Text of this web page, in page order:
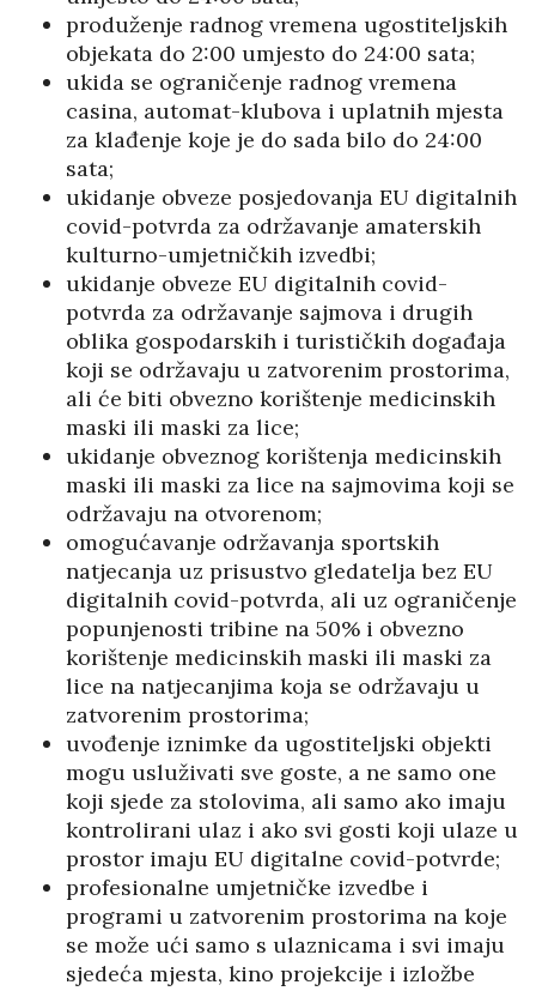
produženje radnog vremena ugostiteljskih
objekata do 2:00 umjesto do 24:00 sata;
ukida se ograničenje radnog vremena
casina, automat-klubova i uplatnih mjesta
za klađenje koje je do sada bilo do 24:00
sata;
ukidanje obveze posjedovanja EU digitalnih
covid-potvrda za održavanje amaterskih
kulturno-umjetničkih izvedbi;
ukidanje obveze EU digitalnih covid-
potvrda za održavanje sajmova i drugih
oblika gospodarskih i turističkih događaja
koji se održavaju u zatvorenim prostorima,
ali će biti obvezno korištenje medicinskih
maski ili maski za lice;
ukidanje obveznog korištenja medicinskih
maski ili maski za lice na sajmovima koji se
održavaju na otvorenom;
omogućavanje održavanja sportskih
natjecanja uz prisustvo gledatelja bez EU
digitalnih covid-potvrda, ali uz ograničenje
popunjenosti tribine na 50% i obvezno
korištenje medicinskih maski ili maski za
lice na natjecanjima koja se održavaju u
zatvorenim prostorima;
uvođenje iznimke da ugostiteljski objekti
mogu usluživati sve goste, a ne samo one
koji sjede za stolovima, ali samo ako imaju
kontrolirani ulaz i ako svi gosti koji ulaze u
prostor imaju EU digitalne covid-potvrde;
profesionalne umjetničke izvedbe i
programi u zatvorenim prostorima na koje
se može ući samo s ulaznicama i svi imaju
sjedeća mjesta, kino projekcije i izložbe